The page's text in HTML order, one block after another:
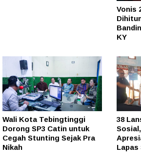
Vonis
KY
Wali Kota Tebingtinggi
Dorong SP3 Catin untuk
Cegah Stunting Sejak Pra
Nikah
38